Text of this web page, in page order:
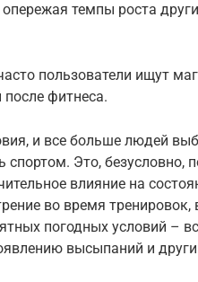
темпы роста
пользователи ищут
фитнеса.
и все больше людей
Это, безусловно,
влияние на
во время тренировок,
погодных условий –
высыпаний и